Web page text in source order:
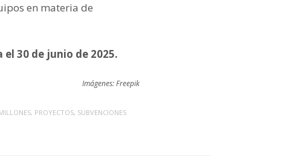
en materia de
30 de junio de 2025.
Imágenes: Freepik
, PROYECTOS, SUBVENCIONES